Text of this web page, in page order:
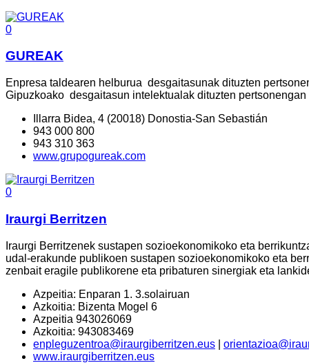
0
GUREAK
Enpresa taldearen helburua desgaitasunak dituzten
Gipuzkoako desgaitasun intelektualak dituzten
Illarra Bidea, 4 (20018) Donostia-San Sebastián
943 000 800
943 310 363
www.grupogureak.com
0
Iraurgi Berritzen
Iraurgi Berritzenek sustapen sozioekonomikoko eta
udal-erakunde publikoen sustapen sozioekonomikoko eta
zenbait eragile publikorene eta pribaturen sinergiak eta
Azpeitia: Enparan 1. 3.solairuan
Azkoitia: Bizenta Mogel 6
Azpeitia 943026069
Azkoitia: 943083469
enpleguzentroa@iraurgiberritzen.eus
www.iraurgiberritzen.eus